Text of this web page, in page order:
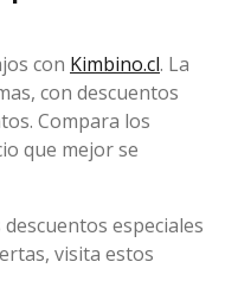
con Kimbino.cl. La
con descuentos
Compara los
que mejor se
especiales
visita estos